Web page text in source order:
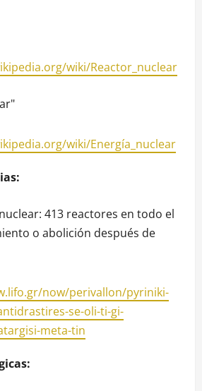
wiki/Reactor_nuclear
wiki/Energía_nuclear
nuclear: 413 reactores en todo el
o abolición después de
now/perivallon/pyriniki-
se-oli-ti-gi-
meta-tin